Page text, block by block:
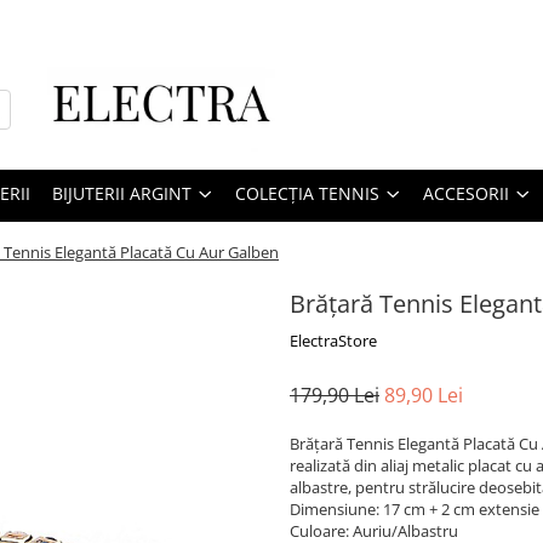
BIJUTERII ARGINT COLECȚIA TENNIS ACCESORII
Elegantă Placată Cu Aur Galben
Brățară Tennis
ElectraStore
179,90 Lei89,90 Lei
Brățară Tennis Elegantă Placată
realizată din aliaj metalic placat cu
albastre, pentru strălucire
Dimensiune: 17 cm + 2 cm extensie
Culoare: Auriu/Albastru